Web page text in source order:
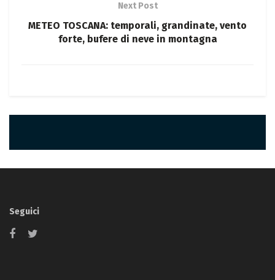
Next Post
METEO TOSCANA: temporali, grandinate, vento
forte, bufere di neve in montagna
Seguici